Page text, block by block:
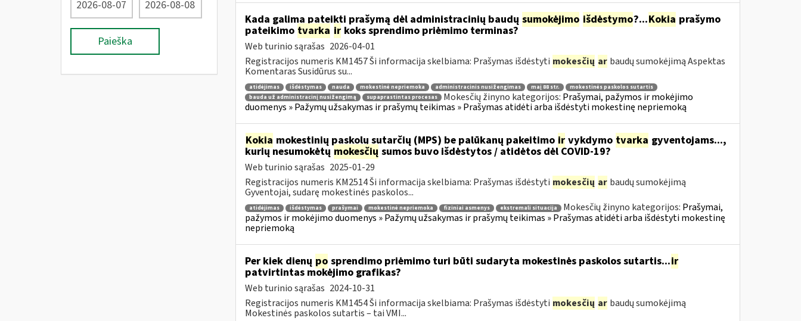
Paieška
Kada galima pateikti prašymą dėl administracinių baudų sumokėjimo išdėstymo?...Kokia prašymo
pateikimo tvarka irkoks sprendimo priėmimo terminas?
Web turinio sąrašas 2026-04-01
Registracijos numeris KM1457 Ši informacija skelbiama: Prašymas išdėstyti mokesčių ar baudų sumokėjimą Aspektas
Komentaras Susidūrus su...
atidėjimas išdėstymas nauda mokestinė nepriemoka administracinis nusižengimas maį 88 str.
mokestinės paskolos sutartis
bauda už administracinį nusižengimą
supaprastintas procesas Mokesčių žinyno kategorijos: Prašymai, pažymos ir mokėjimo
duomenys » Pažymų užsakymas ir prašymų teikimas » Prašymas atidėti arba išdėstyti mokestinę nepriemoką
Kokia mokestinių paskolų sutarčių (MPS) be palūkanų pakeitimo irvykdymo tvarka gyventojams...,
kurių nesumokėtų mokesčių sumos buvo išdėstytos / atidėtos dėl COVID-19?
Web turinio sąrašas 2025-01-29
Registracijos numeris KM2514 Ši informacija skelbiama: Prašymas išdėstyti mokesčių ar baudų sumokėjimą
Gyventojai, sudarę mokestinės paskolos...
atidėjimas išdėstymas prašymai mokestinė nepriemoka fiziniai asmenys ekstremali situacija Mokesčių žinyno kategorijos: Prašymai,
pažymos ir mokėjimo duomenys » Pažymų užsakymas ir prašymų teikimas » Prašymas atidėti arba išdėstyti mokestinę
nepriemoką
Per kiek dienų po sprendimo priėmimo turi būti sudaryta mokestinės paskolos sutartis...ir
patvirtintas mokėjimo grafikas?
Web turinio sąrašas 2024-10-31
Registracijos numeris KM1454 Ši informacija skelbiama: Prašymas išdėstyti mokesčių ar baudų sumokėjimą
Mokestinės paskolos sutartis – tai VMI...